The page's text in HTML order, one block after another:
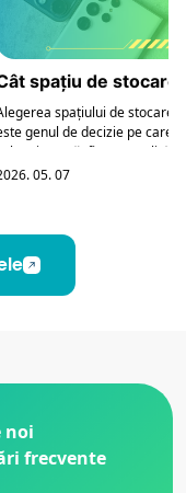
spațiu de stocare
pe un
2026
spațiului de stocare
genul de decizie pe care
subestimează, fie o complică
este, de multe ori,
vei folosi niciodată la
05. 07
noi
frecvente